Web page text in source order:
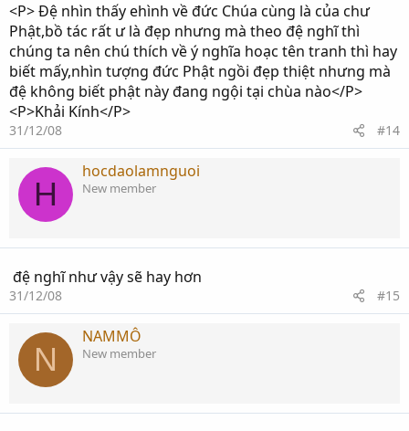
<P> Đệ nhìn thấy ehình về đức Chúa cùng là của chư
Phật,bồ tác rất ư là đẹp nhưng mà theo đệ nghĩ thì
chúng ta nên chú thích về ý nghĩa hoạc tên tranh thì hay
biết mấy,nhìn tượng đức Phật ngồi đẹp thiệt nhưng mà
đệ không biết phật này đang ngội tại chùa nào</P>
<P>Khải Kính</P>
31/12/08 #14
H
hocdaolamnguoi
New member
đệ nghĩ như vậy sẽ hay hơn
31/12/08 #15
N
NAMMÔ
New member